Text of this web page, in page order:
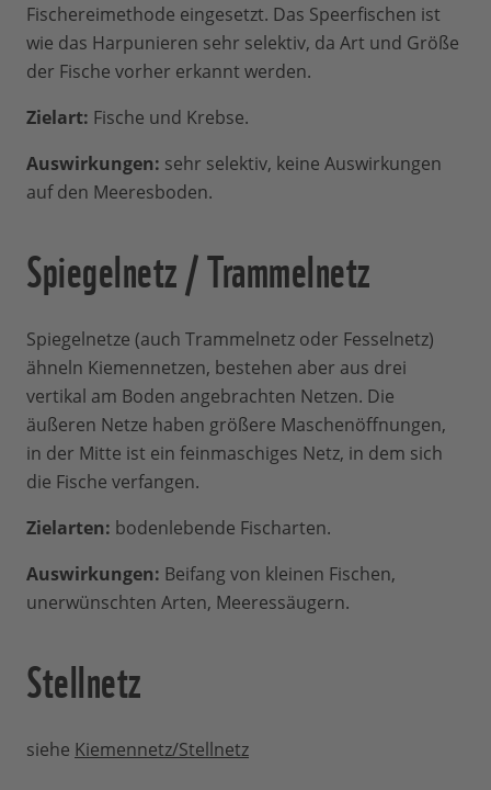
Fischereimethode eingesetzt. Das Speerfischen ist
wie das Harpunieren sehr selektiv, da Art und Größe
der Fische vorher erkannt werden.
Zielart: Fische und Krebse.
Auswirkungen: sehr selektiv, keine Auswirkungen
auf den Meeresboden.
Spiegelnetz / Trammelnetz
Spiegelnetze (auch Trammelnetz oder Fesselnetz)
ähneln Kiemennetzen, bestehen aber aus drei
vertikal am Boden angebrachten Netzen. Die
äußeren Netze haben größere Maschenöffnungen,
in der Mitte ist ein feinmaschiges Netz, in dem sich
die Fische verfangen.
Zielarten: bodenlebende Fischarten.
Auswirkungen: Beifang von kleinen Fischen,
unerwünschten Arten, Meeressäugern.
Stellnetz
siehe Kiemennetz/Stellnetz